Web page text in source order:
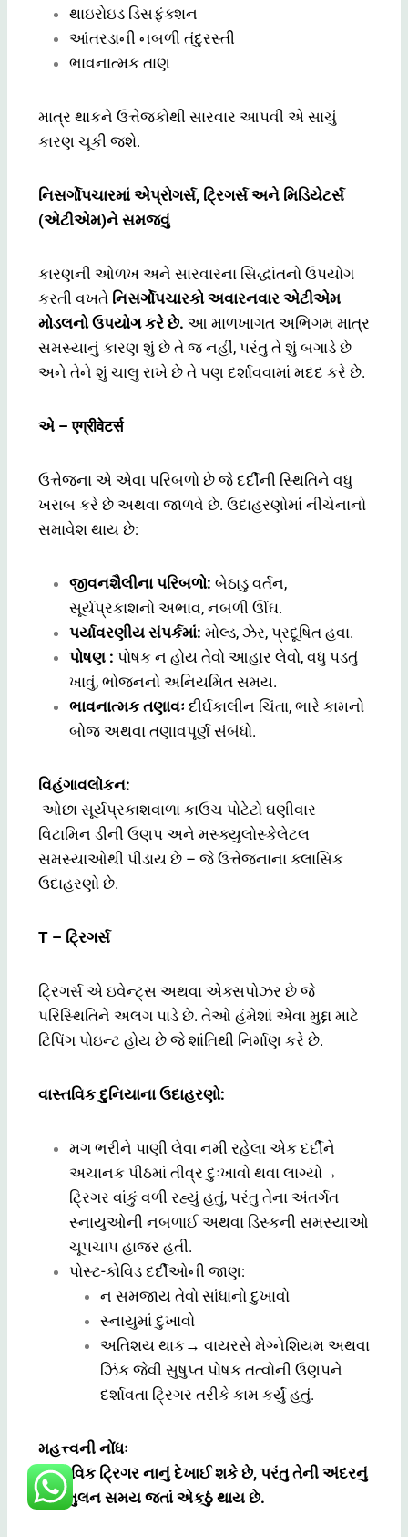
થાઇરોઇડ ડિસફંક્શન
આંતરડાની નબળી તંદુરસ્તી
ભાવનાત્મક તાણ
માત્ર થાકને ઉત્તેજકોથી સારવાર આપવી એ સાચું
કારણ ચૂકી જશે.
નિસર્ગોપચારમાં એપ્રોગર્સ, ટ્રિગર્સ અને મિડિયેટર્સ
(એટીએમ)ને સમજવું
કારણની ઓળખ અને સારવારના સિદ્ધાંતનો ઉપયોગ
કરતી વખતે નિસર્ગોપચારકો અવારનવાર એટીએમ
મોડલનો ઉપયોગ કરે છે. આ માળખાગત અભિગમ માત્ર
સમસ્યાનું કારણ શું છે તે જ નહીં, પરંતુ તે શું બગાડે છે
અને તેને શું ચાલુ રાખે છે તે પણ દર્શાવવામાં મદદ કરે છે.
એ – एग्रीवेटर्स
ઉત્તેજના એ એવા પરિબળો છે જે દર્દીની સ્થિતિને વધુ
ખરાબ કરે છે અથવા જાળવે છે. ઉદાહરણોમાં નીચેનાનો
સમાવેશ થાય છે:
જીવનશૈલીના પરિબળો: બેઠાડુ વર્તન,
સૂર્યપ્રકાશનો અભાવ, નબળી ઊંઘ.
પર્યાવરણીય સંપર્કમાં: મોલ્ડ, ઝેર, પ્રદૂષિત હવા.
પોષણ : પોષક ન હોય તેવો આહાર લેવો, વધુ પડતું
ખાવું, ભોજનનો અનિયમિત સમય.
ભાવનાત્મક તણાવઃ દીર્ઘકાલીન ચિંતા, ભારે કામનો
બોજ અથવા તણાવપૂર્ણ સંબંધો.
વિહંગાવલોકન:
ઓછા સૂર્યપ્રકાશવાળા કાઉચ પોટેટો ઘણીવાર
વિટામિન ડીની ઉણપ અને મસ્ક્યુલોસ્કેલેટલ
સમસ્યાઓથી પીડાય છે – જે ઉત્તેજનાના ક્લાસિક
ઉદાહરણો છે.
T – ટ્રિગર્સ
ટ્રિગર્સ એ ઇવેન્ટ્સ અથવા એક્સપોઝર છે જે
પરિસ્થિતિને અલગ પાડે છે. તેઓ હંમેશાં એવા મુદ્દા માટે
ટિપિંગ પોઇન્ટ હોય છે જે શાંતિથી નિર્માણ કરે છે.
વાસ્તવિક દુનિયાના ઉદાહરણો:
મગ ભરીને પાણી લેવા નમી રહેલા એક દર્દીને
અચાનક પીઠમાં તીવ્ર દુઃખાવો થવા લાગ્યો→
ટ્રિગર વાંકું વળી રહ્યું હતું, પરંતુ તેના અંતર્ગત
સ્નાયુઓની નબળાઈ અથવા ડિસ્કની સમસ્યાઓ
ચૂપચાપ હાજર હતી.
પોસ્ટ-કોવિડ દર્દીઓની જાણ:
ન સમજાય તેવો સાંધાનો દુખાવો
સ્નાયુમાં દુખાવો
અતિશય થાક→ વાયરસે મેગ્નેશિયમ અથવા
ઝિંક જેવી સુષુપ્ત પોષક તત્વોની ઉણપને
દર્શાવતા ટ્રિગર તરીકે કામ કર્યું હતું.
મહત્ત્વની નોંધઃ
વાસ્તવિક ટ્રિગર નાનું દેખાઈ શકે છે, પરંતુ તેની અંદરનું
અસંતુલન સમય જતાં એકઠું થાય છે.